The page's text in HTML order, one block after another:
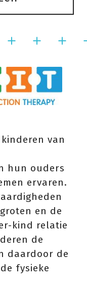
van
hun ouders
ervaren.
en de
kind relatie
de
daardoor de
fysieke